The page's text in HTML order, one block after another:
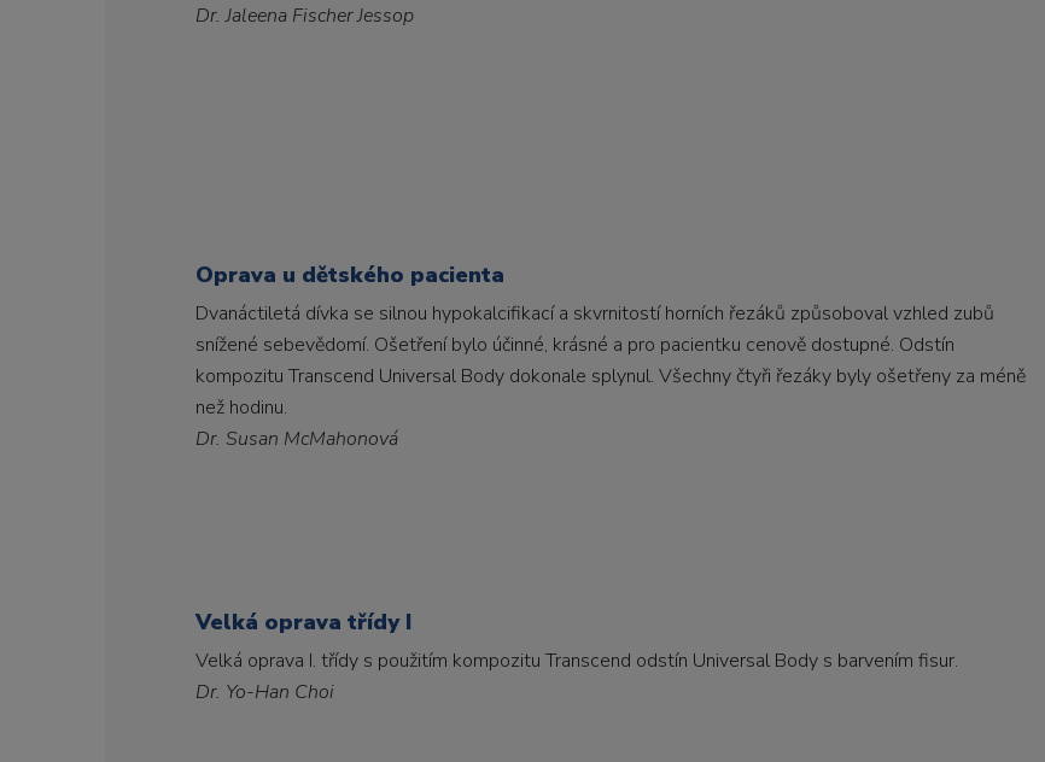
Dr. Jaleena Fischer Jessop
Oprava u dětského pacienta
Dvanáctiletá dívka se silnou hypokalcifikací a skvrnitostí horních řezáků způsoboval vzhled zubů
snížené sebevědomí. Ošetření bylo účinné, krásné a pro pacientku cenově dostupné. Odstín
kompozitu Transcend Universal Body dokonale splynul. Všechny čtyři řezáky byly ošetřeny za méně
než hodinu.
Dr. Susan McMahonová
Velká oprava třídy I
Velká oprava I. třídy s použitím kompozitu Transcend odstín Universal Body s barvením fisur.
Dr. Yo-Han Choi